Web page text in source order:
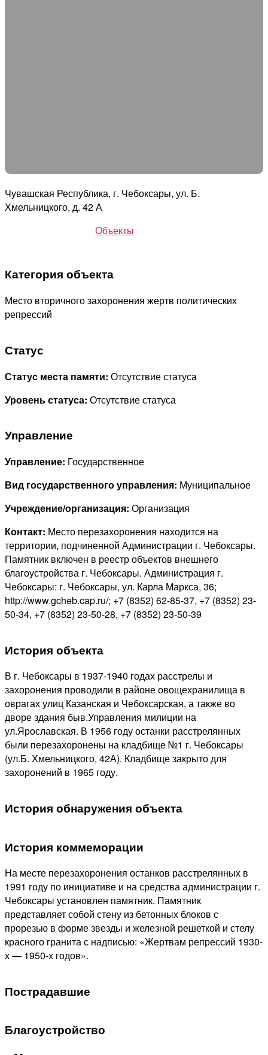
Чувашская Республика, г. Чебоксары, ул. Б.
Хмельницкого, д. 42 А
Объекты
Категория объекта
Место вторичного захоронения жертв политических
репрессий
Статус
Статус места памяти: Отсутствие статуса
Уровень статуса: Отсутствие статуса
Управление
Управление: Государственное
Вид государственного управления: Муниципальное
Учреждение/организация: Организация
Контакт: Место перезахоронения находится на
территории, подчиненной Администрации г. Чебоксары.
Памятник включен в реестр объектов внешнего
благоустройства г. Чебоксары. Администрация г.
Чебоксары: г. Чебоксары, ул. Карла Маркса, 36;
http://www.gcheb.cap.ru/; +7 (8352) 62-85-37, +7 (8352) 23-
50-34, +7 (8352) 23-50-28, +7 (8352) 23-50-39
История объекта
В г. Чебоксары в 1937-1940 годах расстрелы и
захоронения проводили в районе овощехранилища в
оврагах улиц Казанская и Чебоксарская, а также во
дворе здания быв.Управления милиции на
ул.Ярославская. В 1956 году останки расстрелянных
были перезахоронены на кладбище №1 г. Чебоксары
(ул.Б. Хмельницкого, 42А). Кладбище закрыто для
захоронений в 1965 году.
История обнаружения объекта
История коммеморации
На месте перезахоронения останков расстрелянных в
1991 году по инициативе и на средства администрации г.
Чебоксары установлен памятник. Памятник
представляет собой стену из бетонных блоков с
прорезью в форме звезды и железной решеткой и стелу
красного гранита с надписью: «Жертвам репрессий 1930-
х — 1950-х годов».
Пострадавшие
Благоустройство